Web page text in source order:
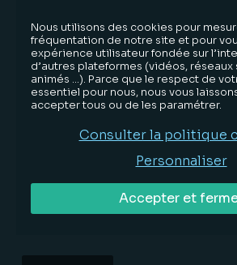
Bignon Lebray de nouveau
guide Décideurs
Nous utilisons des cookies pour
fréquentation de notre site et pour
expérience utilisateur fondée sur
d’autres plateformes (vidéos,
animés …). Parce que le respect de
essentiel pour nous, nous vous
accepter tous ou de les paramétrer.
Consulter la politique
Personnaliser
Accepter et